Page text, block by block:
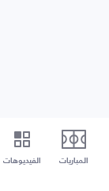
المباريات الفيديوهات